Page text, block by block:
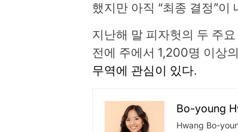
했지만 아직 “최종 결정”이
지난해 말 피자헛의 두 주
전에 주에서 1,200명 이상
무역에 관심이 있다.
Bo-young
Hwang Bo-